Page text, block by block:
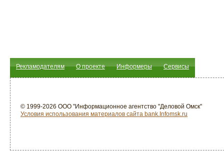
Рекламодателям О проекте Информеры Сервисы
© 1999-2026 ООО "Информационное агентство "Деловой Омск"
Условия использования материалов сайта bank.Infomsk.ru